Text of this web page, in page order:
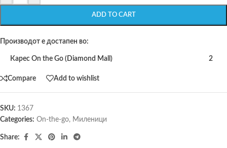
ADD TO CART
Производот е достапен во:
Карес On the Go (Diamond Mall) 2
Compare Add to wishlist
SKU: 1367
Categories: On-the-go, Миленици
Share: